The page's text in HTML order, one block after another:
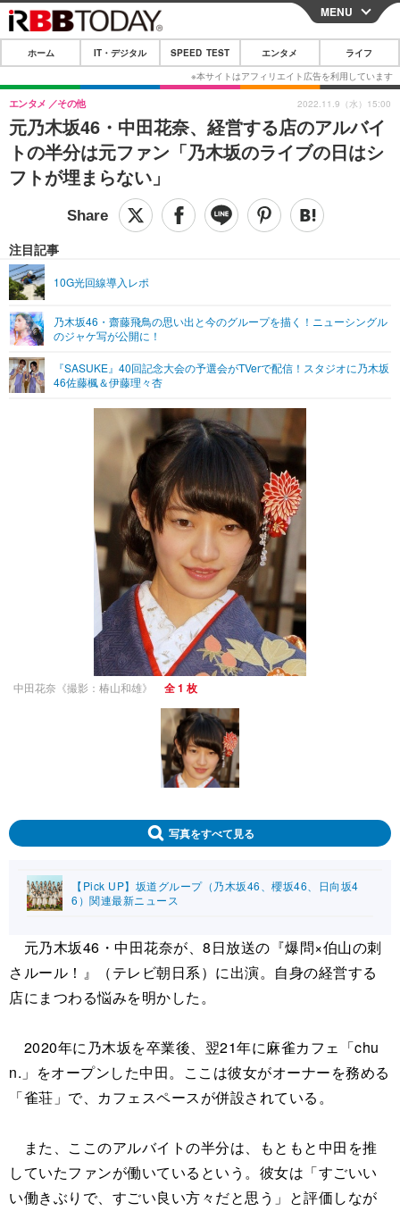
CLOSE
ホーム
IT・デジタル
IT・デジタルTOP スマートフォン
ネタ
ショッピング その他
SPEED TEST
エンタメ
エンタメTOP 映画・ドラマ
音楽
グラビア ブログ
ペット
その他
リリース一覧
プッシュ通知の停止方法
MENU
ホーム IT・デジタル SPEED TEST エンタメ ライフ
元乃木坂46・中田花奈、経営する店のアルバイ
トの半分は元ファン「乃木坂のライブの日はシ
フトが埋まらない」
エンタメ その他
注目記事
10G光回線導入レポ
乃木坂46・齋藤飛鳥の思い出と今のグループを描く！ニューシングル
のジャケ写が公開に！
『SASUKE』40回記念大会の予選会がTVerで配信！スタジオに乃木坂
46佐藤楓＆伊藤理々杏
2022.11.9（水）15:00
中田花奈《撮影：椿山和雄》 全 1 枚
写真をすべて見る
【Pick UP】坂道グループ（乃木坂46、櫻坂46、日向坂4
6）関連最新ニュース
元乃木坂46・中田花奈が、8日放送の『爆問×伯山の刺
さルール！』（テレビ朝日系）に出演。自身の経営する
店にまつわる悩みを明かした。
2020年に乃木坂を卒業後、翌21年に麻雀カフェ「chu
n.」をオープンした中田。ここは彼女がオーナーを務める
「雀荘」で、カフェスペースが併設されている。
また、ここのアルバイトの半分は、もともと中田を推
していたファンが働いているという。彼女は「すごいい
い働きぶりで、すごい良い方々だと思う」と評価しなが